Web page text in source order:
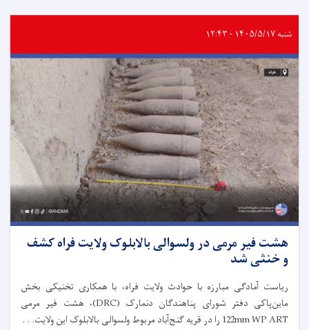
شنبه ۱۴۰۵/۵/۱۷ - ۱۲:۴۳
هشت فیر مرمی در ولسوالی بالابلوک ولایت فراه کشف
و خنثی شد
ریاست آمادگی مبارزه با حوادث ولایت فراه، با همکاری تخنیکی بخش
ماین‌پاکی دفتر شورای پناهندگان دنمارک (DRC)، هشت فیر مرمی
122mm WP ART را در قریه گنج‌آباد مربوط ولسوالی بالابلوک این ولایت. . .